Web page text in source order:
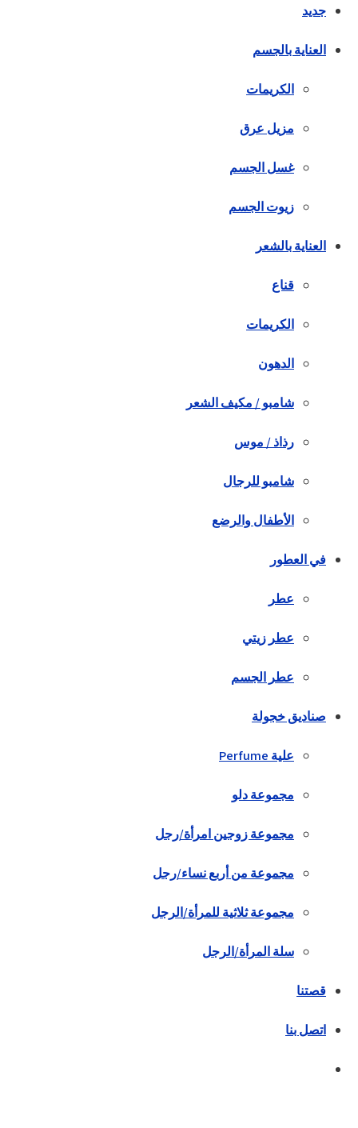
جديد
العناية بالجسم
الكريمات
مزيل عرق
غسل الجسم
زيوت الجسم
العناية بالشعر
قناع
الكريمات
الدهون
شامبو / مكيف الشعر
رذاذ / موس
شامبو للرجال
الأطفال والرضع
في العطور
عطر
عطر زيتي
عطر الجسم
صناديق خجولة
علية Perfume
مجموعة دلو
مجموعة زوجين امرأة/رجل
مجموعة من أربع نساء/رجل
مجموعة ثلاثية للمرأة/الرجل
سلة المرأة/الرجل
قصتنا
اتصل بنا